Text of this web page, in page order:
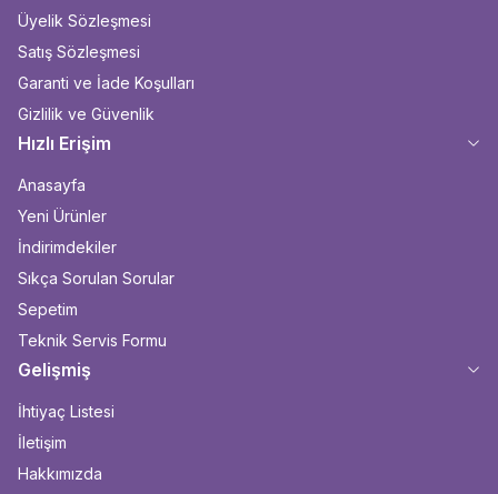
Üyelik Sözleşmesi
Satış Sözleşmesi
Garanti ve İade Koşulları
Gizlilik ve Güvenlik
Hızlı Erişim
Anasayfa
Yeni Ürünler
İndirimdekiler
Sıkça Sorulan Sorular
Sepetim
Teknik Servis Formu
Gelişmiş
İhtiyaç Listesi
İletişim
Hakkımızda